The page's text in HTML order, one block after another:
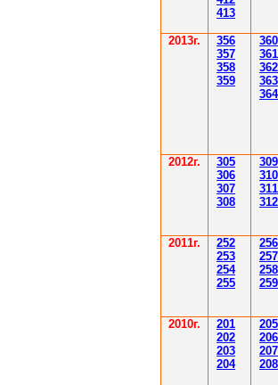
413
2013г.
356
357
358
359
360
361
362
363
364
2012г. 305
306
307
308
309
310
311
312
2011г.
252
253
254
255
256
257
258
259
2010г.
201
202
203
204
205
206
207
208